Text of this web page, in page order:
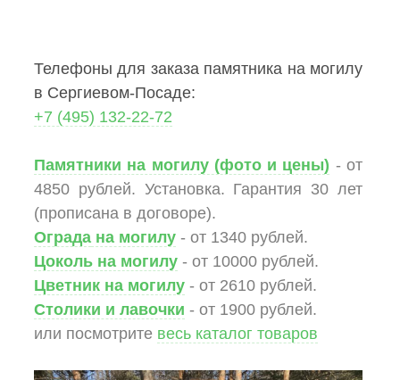
Телефоны для заказа памятника на могилу
в Сергиевом-Посаде:
+7 (495) 132-22-72
Памятники на могилу (фото и цены) - от
4850 рублей. Установка. Гарантия 30 лет
(прописана в договоре).
Ограда на могилу - от 1340 рублей.
Цоколь на могилу - от 10000 рублей.
Цветник на могилу - от 2610 рублей.
Столики и лавочки - от 1900 рублей.
или посмотрите весь каталог товаров